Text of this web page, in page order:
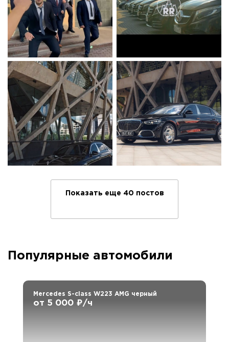
Показать еще 40 постов
Популярные автомобили
Mercedes S-class W223 AMG черный
от 5 000 ₽/ч